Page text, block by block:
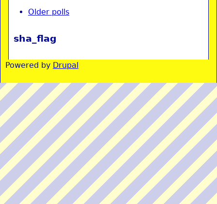
Older polls
sha_flag
Powered by Drupal